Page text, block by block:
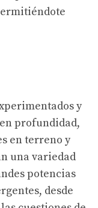
y
profundidad,
en terreno y
una variedad
potencias
desde